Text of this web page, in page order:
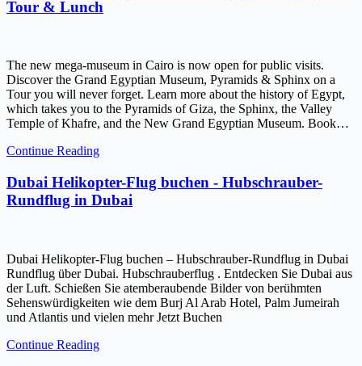
Tour & Lunch
The new mega-museum in Cairo is now open for public visits.
Discover the Grand Egyptian Museum, Pyramids & Sphinx on a
Tour you will never forget. Learn more about the history of Egypt,
which takes you to the Pyramids of Giza, the Sphinx, the Valley
Temple of Khafre, and the New Grand Egyptian Museum. Book…
Continue Reading
Dubai Helikopter-Flug buchen - Hubschrauber-
Rundflug in Dubai
Dubai Helikopter-Flug buchen – Hubschrauber-Rundflug in Dubai
Rundflug über Dubai. Hubschrauberflug . Entdecken Sie Dubai aus
der Luft. Schießen Sie atemberaubende Bilder von berühmten
Sehenswürdigkeiten wie dem Burj Al Arab Hotel, Palm Jumeirah
und Atlantis und vielen mehr Jetzt Buchen
Continue Reading